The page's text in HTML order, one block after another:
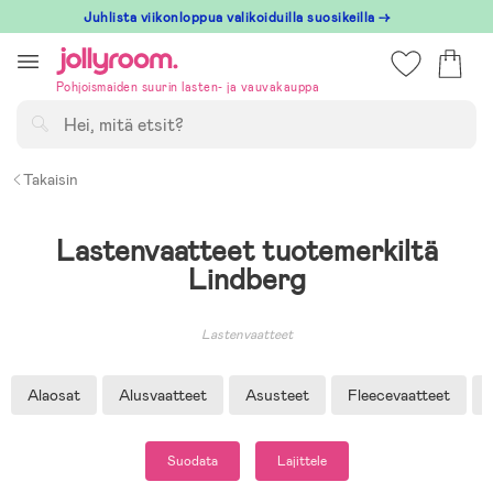
till
innehållet
Juhlista viikonloppua valikoiduilla suosikeilla →
Pohjoismaiden suurin lasten- ja vauvakauppa
Takaisin
Lastenvaatteet tuotemerkiltä
Lindberg
Lastenvaatteet
Alaosat Alusvaatteet Asusteet Fleecevaatteet
Suodata Lajittele